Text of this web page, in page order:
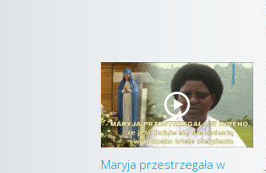
Maryja przestrzegała w